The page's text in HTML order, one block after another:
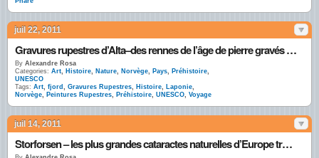
juil 22, 2011
Gravures rupestres d’Alta–des rennes de l’âge de pierre gravés le long des fjords
By Alexandre Rosa
Categories: Art, Histoire, Nature, Norvège, Pays, Préhistoire,
UNESCO
Tags: Art, fjord , Gravures Rupestres, Histoire, Laponie,
Norvège, Peintures Rupestres, Préhistoire, UNESCO, Voyage
juil 14, 2011
Storforsen – les plus grandes cataractes naturelles d’Europe traversent la Laponie